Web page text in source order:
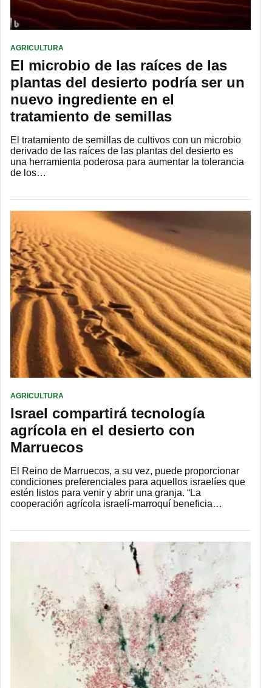
AGRICULTURA
El microbio de las raíces de las
plantas del desierto podría ser un
nuevo ingrediente en el
tratamiento de semillas
El tratamiento de semillas de cultivos con un microbio
derivado de las raíces de las plantas del desierto es
una herramienta poderosa para aumentar la tolerancia
de los…
AGRICULTURA
Israel compartirá tecnología
agrícola en el desierto con
Marruecos
El Reino de Marruecos, a su vez, puede proporcionar
condiciones preferenciales para aquellos israelíes que
estén listos para venir y abrir una granja. “La
cooperación agrícola israelí-marroquí beneficia…